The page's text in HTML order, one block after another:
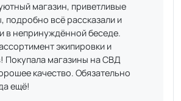
магазин, приветливые
подробно всё рассказали и
в непринуждённой беседе.
экипировки и
Покупала магазины на СВД
качество. Обязательно
ещё!